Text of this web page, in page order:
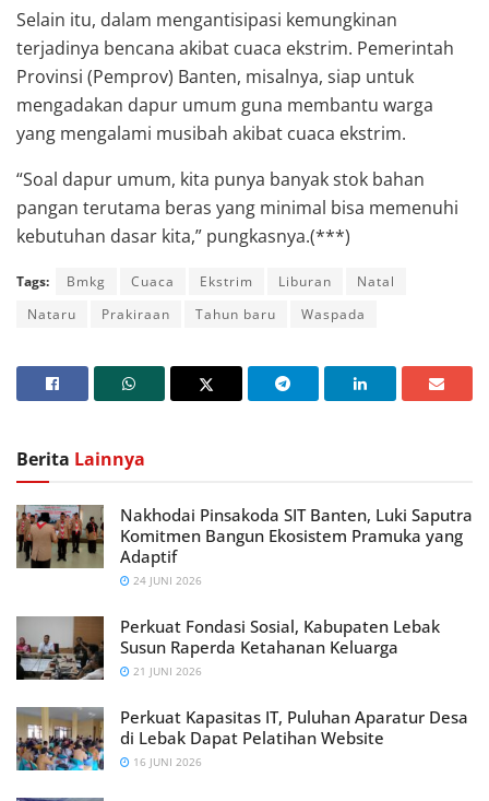
Selain itu, dalam mengantisipasi kemungkinan
terjadinya bencana akibat cuaca ekstrim. Pemerintah
Provinsi (Pemprov) Banten, misalnya, siap untuk
mengadakan dapur umum guna membantu warga
yang mengalami musibah akibat cuaca ekstrim.
“Soal dapur umum, kita punya banyak stok bahan
pangan terutama beras yang minimal bisa memenuhi
kebutuhan dasar kita,” pungkasnya.(***)
Tags: Bmkg Cuaca Ekstrim Liburan
Natal
Nataru
Prakiraan Tahun baru Waspada
Berita Lainnya
Nakhodai Pinsakoda SIT Banten, Luki Saputra
Komitmen Bangun Ekosistem Pramuka yang
Adaptif
24 JUNI 2026
Perkuat Fondasi Sosial, Kabupaten Lebak
Susun Raperda Ketahanan Keluarga
21 JUNI 2026
Perkuat Kapasitas IT, Puluhan Aparatur Desa
di Lebak Dapat Pelatihan Website
16 JUNI 2026